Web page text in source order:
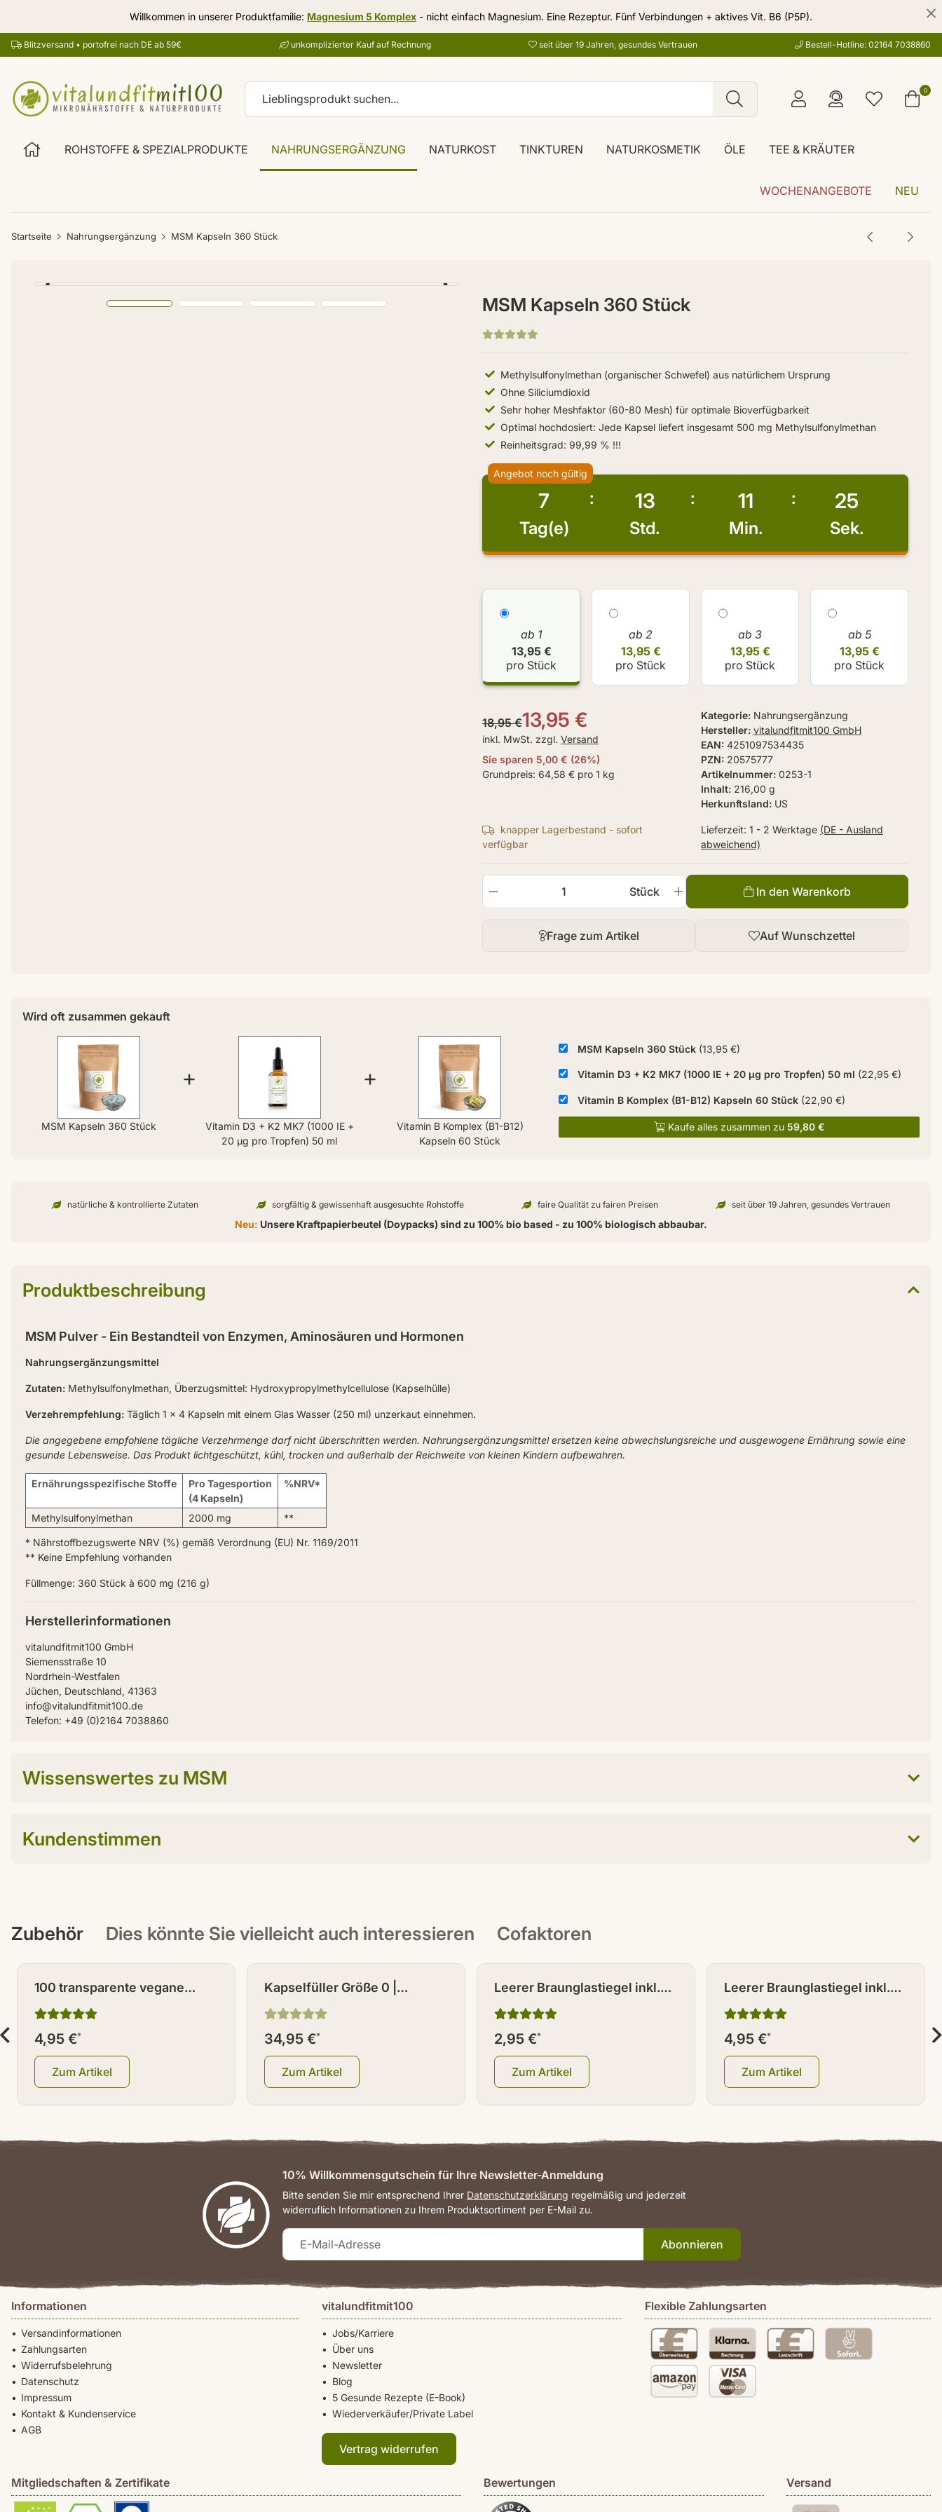
Willkommen in unserer Produktfamilie: Magnesium 5 Komplex - nicht einfach Magnesium. Eine Rezeptur. Fünf Verbindungen + aktives Vit. B6 (P5P).
Blitzversand • portofrei nach DE ab 59€ unkomplizierter Kauf auf Rechnung seit über 19 Jahren, gesundes Vertrauen Bestell-Hotline: 02164 7038860
ROHSTOFFE & SPEZIALPRODUKTE NAHRUNGSERGÄNZUNG NATURKOST TINKTUREN NATURKOSMETIK ÖLE TEE & KRÄUTER
WOCHENANGEBOTE NEU
0
Startseite Nahrungsergänzung MSM Kapseln 360 Stück
MSM Kapseln 360 Stück
Inhalt 216,00 g
Hersteller vitalundfitmit100 GmbH
Artikelnummer 0253-1
PZN 20575777
EAN 4251097534435
Herkunftsland US
Kategorie Nahrungsergänzung
Methylsulfonylmethan (organischer Schwefel) aus natürlichem Ursprung
Ohne Siliciumdioxid
Sehr hoher Meshfaktor (60-80 Mesh) für optimale Bioverfügbarkeit
Optimal hochdosiert: Jede Kapsel liefert insgesamt 500 mg Methylsulfonylmethan
Reinheitsgrad: 99,99 % !!!
Angebot noch gültig
7
Tag(e)
13
Std.
11
Min.
24
Sek.
13,95 €
18,95 €
inkl. MwSt. zzgl. Versand
Sie sparen 5,00 € (26%)
Grundpreis: 64,58 € pro 1 kg
Frage zum Artikel Auf Wunschzettel
Stück In den Warenkorb
knapper Lagerbestand - sofort
verfügbar
Lieferzeit: 1 - 2 Werktage (DE - Ausland
abweichend)
ab 1
13,95 €
pro Stück
ab 2
13,95 €
pro Stück
ab 3
13,95 €
pro Stück
ab 5
13,95 €
pro Stück
Wird oft zusammen gekauft
MSM Kapseln 360 Stück
+
Vitamin D3 + K2 MK7 (1000 IE +
20 µg pro Tropfen) 50 ml
+
Vitamin B Komplex (B1-B12)
Kapseln 60 Stück
MSM Kapseln 360 Stück (13,95 €)
Vitamin D3 + K2 MK7 (1000 IE + 20 µg pro Tropfen) 50 ml (22,95 €)
Vitamin B Komplex (B1-B12) Kapseln 60 Stück (22,90 €)
Kaufe alles zusammen zu 59,80 €
natürliche & kontrollierte Zutaten sorgfältig & gewissenhaft ausgesuchte Rohstoffe faire Qualität zu fairen Preisen seit über 19 Jahren, gesundes Vertrauen
Neu: Unsere Kraftpapierbeutel (Doypacks) sind zu 100% bio based - zu 100% biologisch abbaubar.
Produktbeschreibung
MSM Pulver - Ein Bestandteil von Enzymen, Aminosäuren und Hormonen
Nahrungsergänzungsmittel
Zutaten: Methylsulfonylmethan, Überzugsmittel: Hydroxypropylmethylcellulose (Kapselhülle)
Verzehrempfehlung: Täglich 1 x 4 Kapseln mit einem Glas Wasser (250 ml) unzerkaut einnehmen.
Die angegebene empfohlene tägliche Verzehrmenge darf nicht überschritten werden. Nahrungsergänzungsmittel ersetzen keine abwechslungsreiche und ausgewogene Ernährung sowie eine
gesunde Lebensweise. Das Produkt lichtgeschützt, kühl, trocken und außerhalb der Reichweite von kleinen Kindern aufbewahren.
Ernährungsspezifische Stoffe
Pro Tagesportion
(4 Kapseln)
%NRV*
Methylsulfonylmethan 2000 mg **
* Nährstoffbezugswerte NRV (%) gemäß Verordnung (EU) Nr. 1169/2011
** Keine Empfehlung vorhanden
Füllmenge: 360 Stück à 600 mg (216 g)
Herstellerinformationen
vitalundfitmit100 GmbH
Siemensstraße 10
Nordrhein-Westfalen
Jüchen, Deutschland, 41363
info@vitalundfitmit100.de
Telefon: +49 (0)2164 7038860
Wissenswertes zu MSM
Kundenstimmen
Zubehör Dies könnte Sie vielleicht auch interessieren Cofaktoren
100 transparente vegane
Kapseln / Leerkapseln Größe
4,95 €*
Zum Artikel
Kapselfüller Größe 0 |
Standard 50
34,95 €*
Zum Artikel
Leerer Braunglastiegel inkl.
Deckel 120 ml
2,95 €*
Zum Artikel
Leerer Braunglastiegel inkl.
Deckel 500 ml
4,95 €*
Zum Artikel
Informationen
Versandinformationen
Zahlungsarten
Widerrufsbelehrung
Datenschutz
Impressum
Kontakt & Kundenservice
AGB
vitalundfitmit100
Jobs/Karriere
Über uns
Newsletter
Blog
5 Gesunde Rezepte (E-Book)
Wiederverkäufer/Private Label
Vertrag widerrufen
Flexible Zahlungsarten
Mitgliedschaften & Zertifikate Bewertungen Versand
10% Willkommensgutschein für Ihre Newsletter-Anmeldung
Bitte senden Sie mir entsprechend Ihrer Datenschutzerklärung regelmäßig und jederzeit
widerruflich Informationen zu Ihrem Produktsortiment per E-Mail zu.
Abonnieren